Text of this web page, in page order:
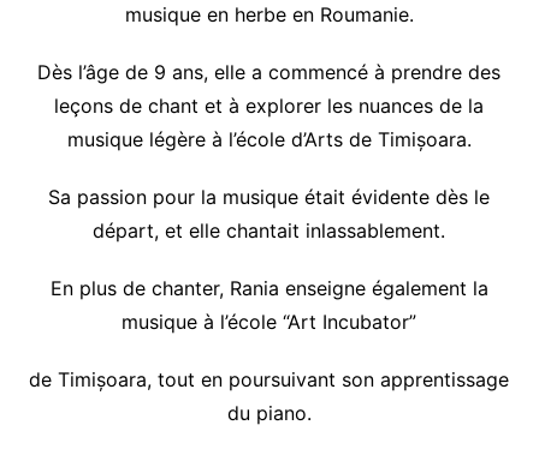
musique en herbe en Roumanie.
Dès l’âge de 9 ans, elle a commencé à prendre des
leçons de chant et à explorer les nuances de la
musique légère à l’école d’Arts de Timișoara.
Sa passion pour la musique était évidente dès le
départ, et elle chantait inlassablement.
En plus de chanter, Rania enseigne également la
musique à l’école “Art Incubator”
de Timișoara, tout en poursuivant son apprentissage
du piano.